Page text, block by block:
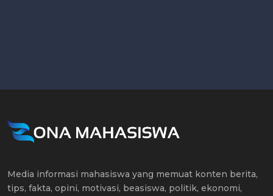
Media informasi mahasiswa yang memuat konten berita,
tips, fakta, opini, motivasi, beasiswa, politik, ekonomi,